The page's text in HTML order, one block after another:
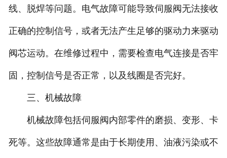
福建穆格伺服维修
福建柱塞泵维修
福建国产品牌伺服阀维修
线、脱焊等问题。电气故障可能导致伺服阀无法接收
正确的控制信号，或者无法产生足够的驱动力来驱动
阀芯运动。在维修过程中，需要检查电气连接是否牢
固，控制信号是否正常，以及线圈是否完好。
三、机械故障
机械故障包括伺服阀内部零件的磨损、变形、卡
死等。这些故障通常是由于长期使用、油液污染或不